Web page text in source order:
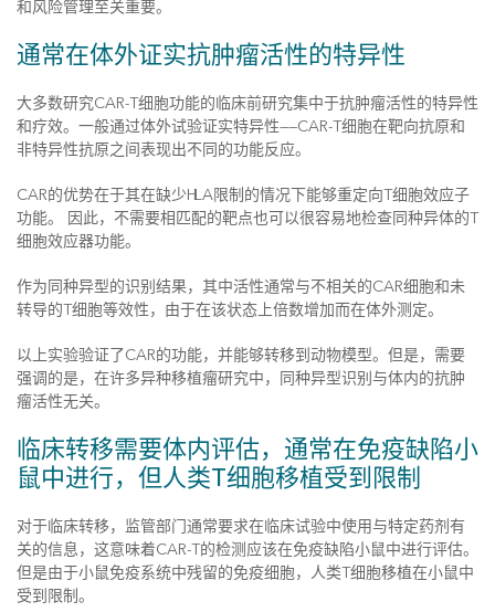
和风险管理至关重要。
通常在体外证实抗肿瘤活性的特异性
大多数研究CAR-T细胞功能的临床前研究集中于抗肿瘤活性的特异性
和疗效。一般通过体外试验证实特异性——CAR-T细胞在靶向抗原和
非特异性抗原之间表现出不同的功能反应。
CAR的优势在于其在缺少HLA限制的情况下能够重定向T细胞效应子
功能。 因此，不需要相匹配的靶点也可以很容易地检查同种异体的T
细胞效应器功能。
作为同种异型的识别结果，其中活性通常与不相关的CAR细胞和未
转导的T细胞等效性，由于在该状态上倍数增加而在体外测定。
以上实验验证了CAR的功能，并能够转移到动物模型。但是，需要
强调的是，在许多异种移植瘤研究中，同种异型识别与体内的抗肿
瘤活性无关。
临床转移需要体内评估，通常在免疫缺陷小
鼠中进行，但人类T细胞移植受到限制
对于临床转移，监管部门通常要求在临床试验中使用与特定药剂有
关的信息，这意味着CAR-T的检测应该在免疫缺陷小鼠中进行评估。
但是由于小鼠免疫系统中残留的免疫细胞，人类T细胞移植在小鼠中
受到限制。